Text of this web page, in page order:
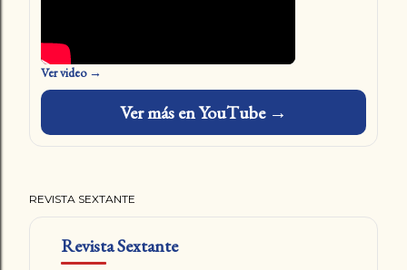
Ver video →
Ver más en YouTube →
REVISTA SEXTANTE
Revista Sextante